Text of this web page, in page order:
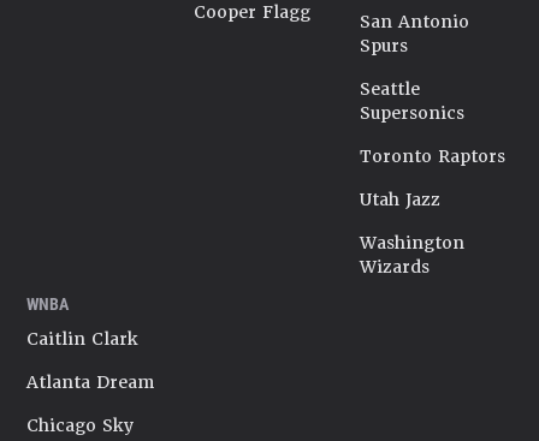
Cooper Flagg
San Antonio
Spurs
Seattle
Supersonics
Toronto Raptors
Utah Jazz
Washington
Wizards
WNBA
Caitlin Clark
Atlanta Dream
Chicago Sky